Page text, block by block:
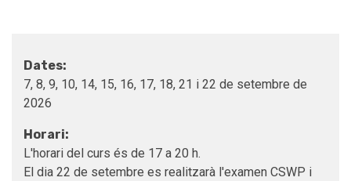
Dates:
7, 8, 9, 10, 14, 15, 16, 17, 18, 21 i 22 de setembre de
2026
Horari:
L'horari del curs és de 17 a 20 h.
El dia 22 de setembre es realitzarà l'examen CSWP i